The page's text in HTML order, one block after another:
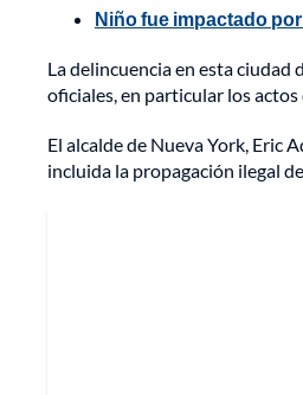
Niño fue impactado
La delincuencia en esta ciudad
oficiales, en particular los
El alcalde de Nueva York, Eric
incluida la propagación ilegal